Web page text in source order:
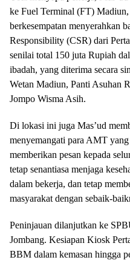
ke Fuel Terminal (FT)
berkesempatan menyerahkan
Responsibility (CSR) dari
senilai total 150 juta Rupiah
ibadah, yang diterima secara
Wetan Madiun, Panti Asuhan
Jompo Wisma Asih.
Di lokasi ini juga Mas’ud
menyemangati para AMT yang
memberikan pesan kepada
tetap senantiasa menjaga
dalam bekerja, dan tetap
masyarakat dengan sebaik-
Peninjauan dilanjutkan ke
Jombang. Kesiapan Kiosk
BBM dalam kemasan hingga